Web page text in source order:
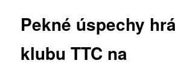
content
Pekné úspechy
klubu TTC na